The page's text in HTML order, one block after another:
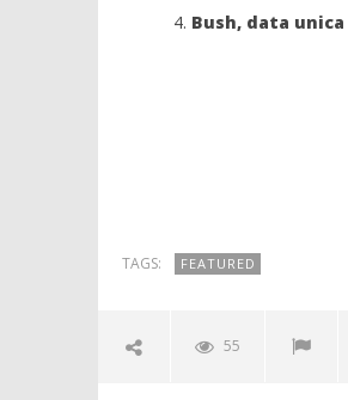
Bush, data
TAGS: FEATURED
55